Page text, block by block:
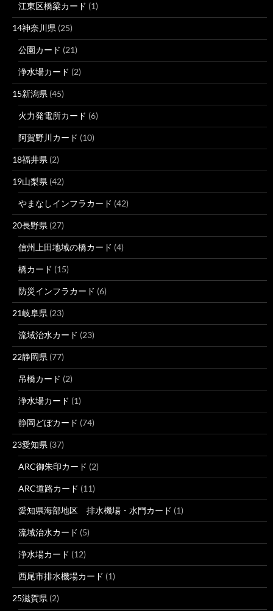
江東区橋梁カード (1)
14神奈川県 (25)
公園カード (21)
浄水場カード (2)
15新潟県 (45)
火力発電所カード (6)
阿賀野川カード (10)
18福井県 (2)
19山梨県 (42)
やまなしインフラカード (42)
20長野県 (27)
信州上田地域の橋カード (4)
橋カード (15)
防災インフラカード (6)
21岐阜県 (23)
流域治水カード (23)
22静岡県 (77)
吊橋カード (2)
浄水場カード (1)
静岡どぼカード (74)
23愛知県 (37)
ARC御朱印カード (2)
ARC道路カード (11)
愛知県海部地区 排水機場・水門カード (1)
流域治水カード (5)
浄水場カード (12)
西尾市排水機場カード (1)
25滋賀県 (2)